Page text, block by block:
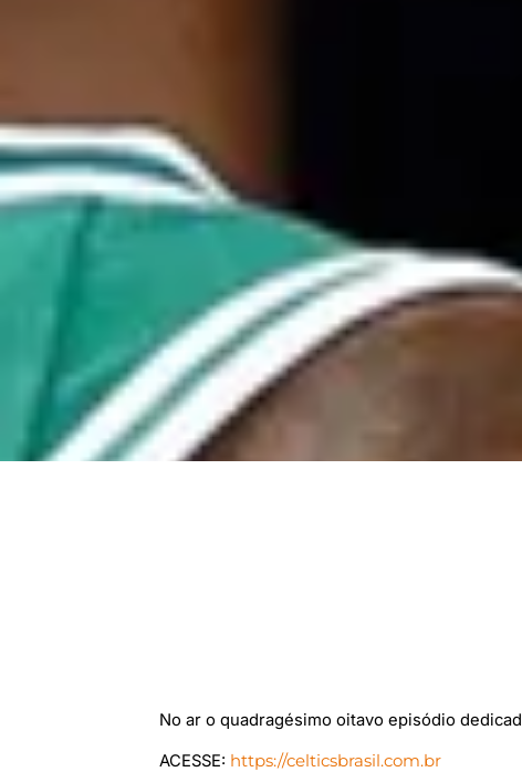
No ar o quadragésimo oitavo episódio
ACESSE: https://celticsbrasil.com.br